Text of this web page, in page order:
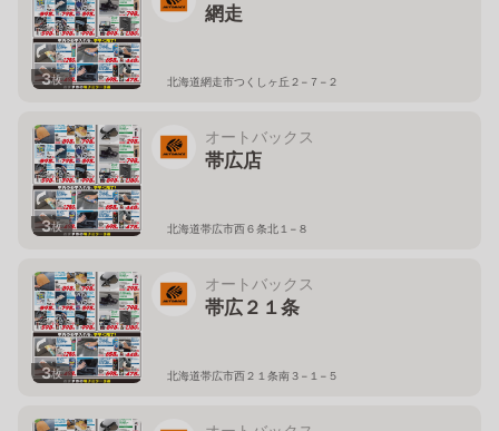
3枚
網走
北海道網走市つくしヶ丘２−７−２
3枚
オートバックス
帯広店
北海道帯広市西６条北１−８
3枚
オートバックス
帯広２１条
北海道帯広市西２１条南３−１−５